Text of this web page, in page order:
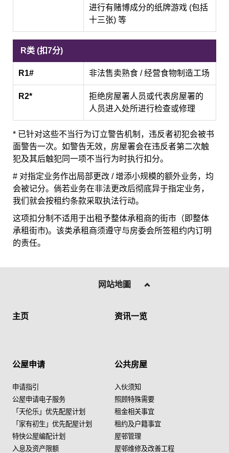
进行有赌博成分的纸牌游戏 (包括
十三张) 等
R类 (扣7分)
R1# 非法售卖熟食 / 经营食物制造工场
R2*
拒绝房屋署人员或代表房屋署的
人员进入处所进行检查或修理
* 已针对这些不当行为订立警告机制，违反者初犯会被书
面警告一次。如警告无效，房屋署会在违反者第二次触
犯及其后触犯同一项不当行为时执行扣分。
# 对指定业务作出局部更改 / 增添小规模的额外业务，均
会被记分。倘若业务在非法更改后彻底异于指定业务，
我们就会按租约条款采取执法行动。
这项扣分制不适用于出租予整体承租商的街市（即整体
承租街市)。该类承租商须遵守与房委会所签租约内订明
的责任。
网站地圖
主页 资讯一览
公屋申请
申请指引
公屋申请电子服务
「天伦乐」优先配屋计划
「家有初生」优先配屋计划
特快公屋编配计划
入息及资产限额
公共房屋
入伙须知
照顾特殊需要
租金相关事宜
租约及户籍事宜
屋邨管理
屋邨维修及改善工程